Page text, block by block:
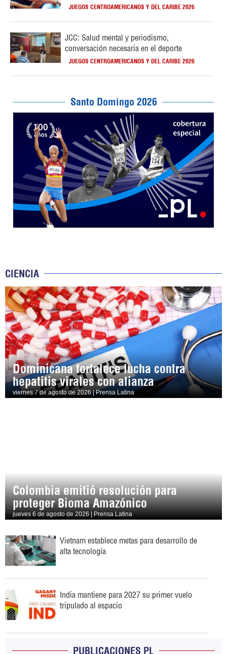
JUEGOS CENTROAMERICANOS Y DEL CARIBE 2026
JCC: Salud mental y periodismo,
conversación necesaria en el deporte
JUEGOS CENTROAMERICANOS Y DEL CARIBE 2026
Santo Domingo 2026
CIENCIA
Dominicana fortalece lucha contra
hepatitis virales con alianza
viernes 7 de agosto de 2026 | Prensa Latina
Colombia emitió resolución para
proteger Bioma Amazónico
jueves 6 de agosto de 2026 | Prensa Latina
Vietnam establece metas para desarrollo de
alta tecnología
India mantiene para 2027 su primer vuelo
tripulado al espacio
PUBLICACIONES PL